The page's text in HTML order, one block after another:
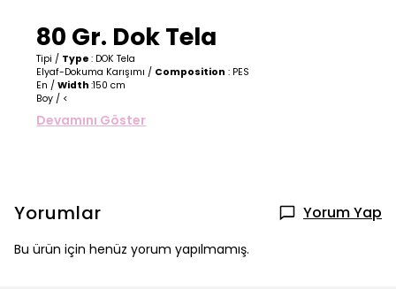
80 Gr. Dok Tela
Tipi / Type: DOK Tela
Elyaf-Dokuma Karışımı / Composition : PES
En /Width:150 cm
Boy / <
Devamını Göster
Yorumlar Yorum Yap
Bu ürün için henüz yorum yapılmamış.